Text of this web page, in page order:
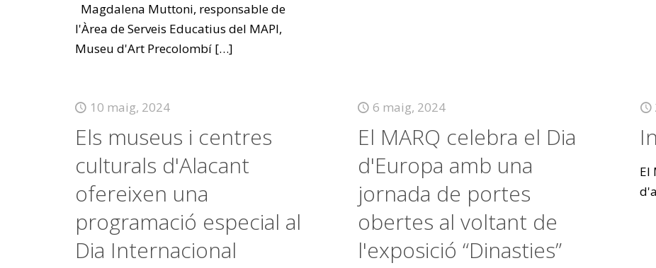
Magdalena Muttoni, responsable de
l'Àrea de Serveis Educatius del MAPI,
Museu d'Art Precolombí[…]
10 maig, 2024
Els museus i centres
culturals d'Alacant
ofereixen una
programació especial al
Dia Internacional
6 maig, 2024
El MARQ celebra el Dia
d'Europa amb una
jornada de portes
obertes al voltant de
l'exposició “Dinasties”
El